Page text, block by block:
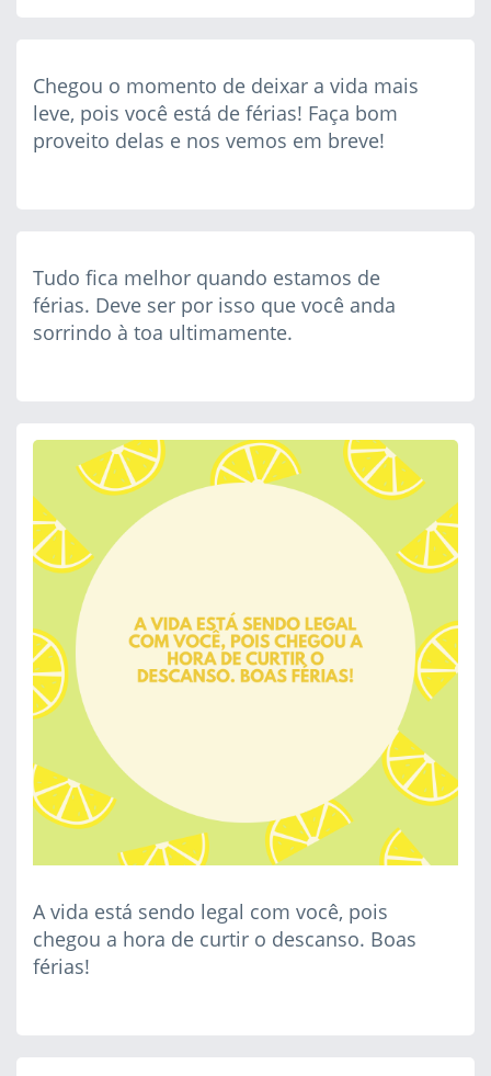
Chegou o momento de deixar a vida mais
leve, pois você está de férias! Faça bom
proveito delas e nos vemos em breve!
Tudo fica melhor quando estamos de
férias. Deve ser por isso que você anda
sorrindo à toa ultimamente.
A vida está sendo legal com você, pois
chegou a hora de curtir o descanso. Boas
férias!